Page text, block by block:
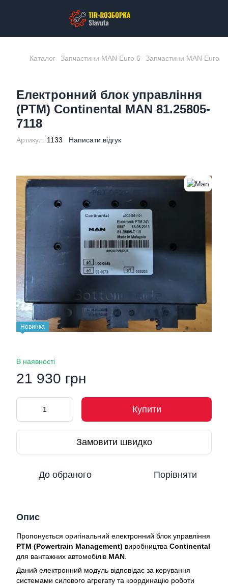
Каталог Запчастини MAN Euro 6 Запчастини MAN Euro 6
Електронний блок управління
(PTM) Continental MAN 81.25805-
7118
Артикул: 1133 Написати відгук
Новинка
В наявності
21 930 грн
Купити
Замовити швидко
До обраного Порівняти
Опис
Пропонується оригінальний електронний блок управління
PTM (Powertrain Management) виробництва Continental
для вантажних автомобілів MAN.
Даний електронний модуль відповідає за керування
системами силового агрегату та координацію роботи